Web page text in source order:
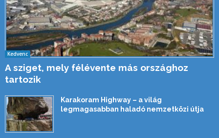
Kedvenc
A sziget, mely félévente más országhoz
tartozik
Karakoram Highway – a világ
legmagasabban haladó nemzetközi útja